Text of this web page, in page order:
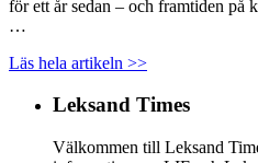
för ett år sedan – och framtiden på
…
Läs hela artikeln >>
Leksand Times
Välkommen till Leksand